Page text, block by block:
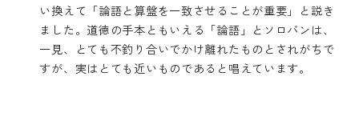
い換えて「論語と算盤を一致させることが重要」と説き
ました。道徳の手本ともいえる「論語」とソロバンは、
一見、とても不釣り合いでかけ離れたものとされがちで
すが、実はとても近いものであると唱えています。